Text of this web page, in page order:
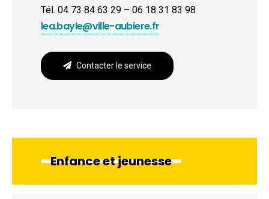
Tél. 04 73 84 63 29 – 06 18 31 83 98
lea.bayle@ville-aubiere.fr
Contacter le service
Enfance et jeunesse